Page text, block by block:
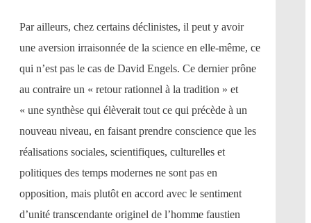
Par ailleurs, chez certains déclinistes, il peut y avoir
une aversion irraisonnée de la science en elle-même, ce
qui n’est pas le cas de David Engels. Ce dernier prône
au contraire un « retour rationnel à la tradition » et
« une synthèse qui élèverait tout ce qui précède à un
nouveau niveau, en faisant prendre conscience que les
réalisations sociales, scientifiques, culturelles et
politiques des temps modernes ne sont pas en
opposition, mais plutôt en accord avec le sentiment
d’unité transcendante originel de l’homme faustien